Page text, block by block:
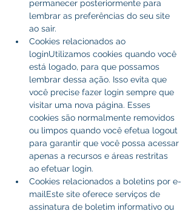
permanecer posteriormente para
lembrar as preferências do seu site
ao sair.
Cookies relacionados ao
loginUtilizamos cookies quando você
está logado, para que possamos
lembrar dessa ação. Isso evita que
você precise fazer login sempre que
visitar uma nova página. Esses
cookies são normalmente removidos
ou limpos quando você efetua logout
para garantir que você possa acessar
apenas a recursos e áreas restritas
ao efetuar login.
Cookies relacionados a boletins por e-
mailEste site oferece serviços de
assinatura de boletim informativo ou